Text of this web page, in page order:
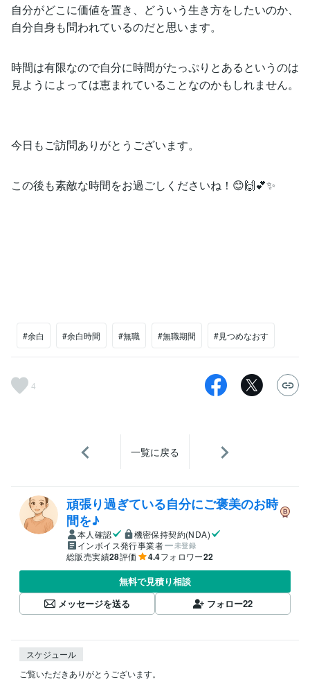
自分がどこに価値を置き、どういう生き方をしたいのか、
自分自身も問われているのだと思います。
時間は有限なので自分に時間がたっぷりとあるというのは
見ようによっては恵まれていることなのかもしれません。
今日もご訪問ありがとうございます。
この後も素敵な時間をお過ごしくださいね！😊🙌💕✨
#余白 #余白時間 #無職 #無職期間 #見つめなおす
4
一覧に戻る
頑張り過ぎている自分にご褒美のお時
間を♪
本人確認
機密保持契約(NDA)
インボイス発行事業者
未登録
総販売実績28評価 4.4フォロワー22
無料で見積り相談
メッセージを送る
フォロー22
スケジュール
ご覧いただきありがとうございます。